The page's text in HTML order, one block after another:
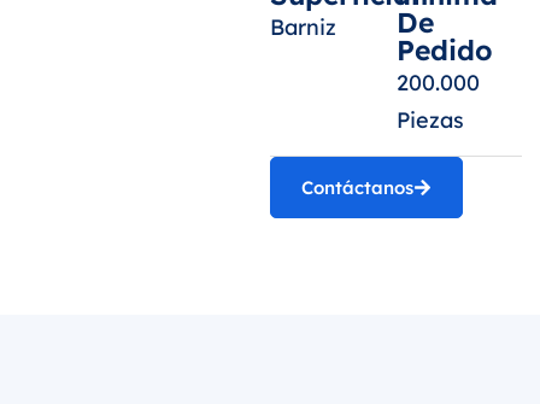
Barniz De
Pedido
200.000
Piezas
Contáctanos